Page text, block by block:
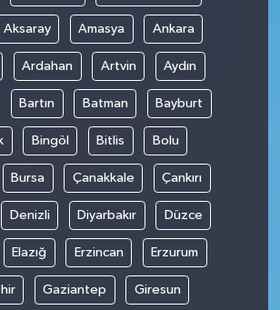
Aksaray Amasya Ankara
Ardahan Artvin Aydın
Bartın Batman Bayburt
Bingöl Bitlis Bolu
Bursa Çanakkale Çankırı
Denizli Diyarbakır Düzce
Elazığ Erzincan Erzurum
Gaziantep Giresun